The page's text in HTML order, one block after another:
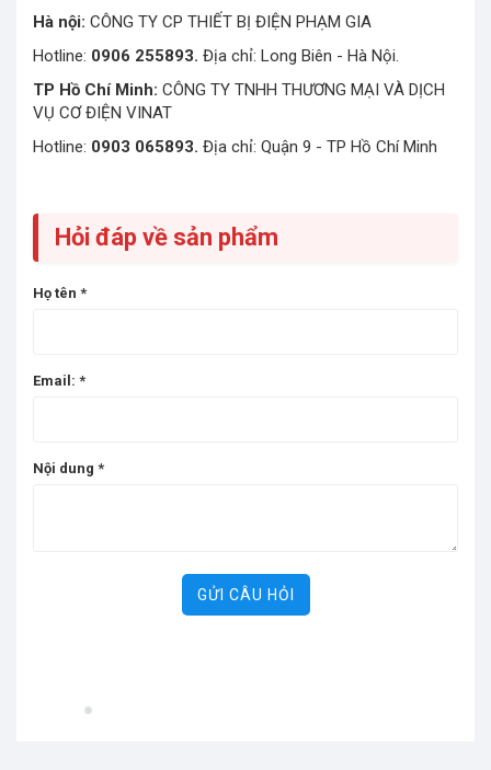
Hà nội: CÔNG TY CP THIẾT BỊ ĐIỆN PHẠM GIA
Hotline: 0906 255893. Địa chỉ: Long Biên - Hà Nội.
TP Hồ Chí Minh: CÔNG TY TNHH THƯƠNG MẠI VÀ DỊCH
VỤ CƠ ĐIỆN VINAT
Hotline: 0903 065893. Địa chỉ: Quận 9 - TP Hồ Chí Minh
Hỏi đáp về sản phẩm
Họ tên *
Email: *
Nội dung *
GỬI CÂU HỎI